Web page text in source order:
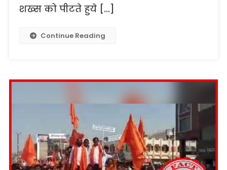
शख्स को पीटते हुये […]
Continue Reading